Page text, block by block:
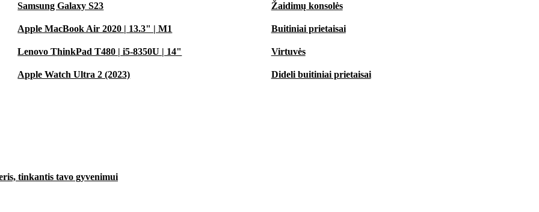
Samsung Galaxy S23
Apple MacBook Air 2020 | 13.3" | M1
Lenovo ThinkPad T480 | i5-8350U | 14"
Apple Watch Ultra 2 (2023)
Žaidimų konsolės
Buitiniai prietaisai
Virtuvės
Dideli buitiniai prietaisai
tinkantis tavo gyvenimui